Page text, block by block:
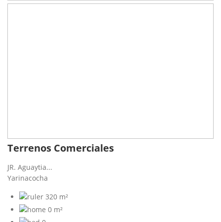
Terrenos Comerciales
JR. Aguaytia...
Yarinacocha
320 m²
0 m²